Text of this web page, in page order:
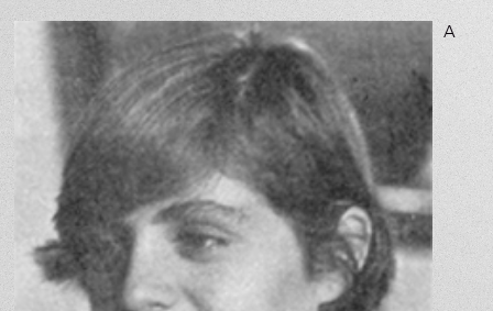
A